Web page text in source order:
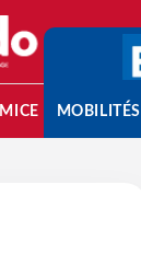
MICE MOBILITÉS